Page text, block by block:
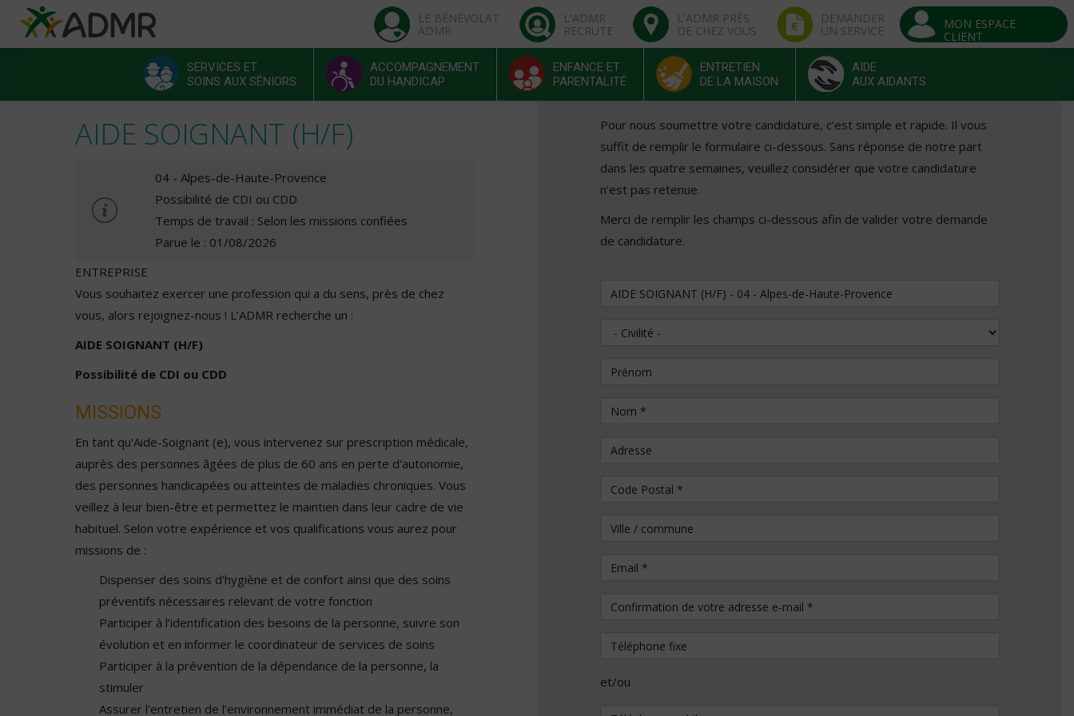
Aller au contenu principal
LE BÉNÉVOLAT
ADMR
L'ADMR
RECRUTE
L'ADMR PRÈS
DE CHEZ VOUS
DEMANDER
UN SERVICE
MON ESPACE
CLIENT
SERVICES ET
SOINS AUX SÉNIORS
ACCOMPAGNEMENT
DU HANDICAP
ENFANCE ET
PARENTALITÉ
ENTRETIEN
DE LA MAISON
AIDE
AUX AIDANTS
AIDE SOIGNANT (H/F)
04 - Alpes-de-Haute-Provence
Possibilité de CDI ou CDD
Temps de travail : Selon les missions confiées
Parue le : 01/08/2026
ENTREPRISE
Vous souhaitez exercer une profession qui a du sens, près de chez
vous, alors rejoignez-nous ! L’ADMR recherche un :
AIDE SOIGNANT (H/F)
Possibilité de CDI ou CDD
MISSIONS
En tant qu'Aide-Soignant (e), vous intervenez sur prescription médicale,
auprès des personnes âgées de plus de 60 ans en perte d'autonomie,
des personnes handicapées ou atteintes de maladies chroniques. Vous
veillez à leur bien-être et permettez le maintien dans leur cadre de vie
habituel. Selon votre expérience et vos qualifications vous aurez pour
missions de :
Dispenser des soins d'hygiène et de confort ainsi que des soins
préventifs nécessaires relevant de votre fonction
Participer à l’identification des besoins de la personne, suivre son
évolution et en informer le coordinateur de services de soins
Participer à la prévention de la dépendance de la personne, la
stimuler
Assurer l'entretien de l’environnement immédiat de la personne,
Pour nous soumettre votre candidature, c’est simple et rapide. Il vous
suffit de remplir le formulaire ci-dessous. Sans réponse de notre part
dans les quatre semaines, veuillez considérer que votre candidature
n’est pas retenue.
Merci de remplir les champs ci-dessous afin de valider votre demande
de candidature.
Vous souhaitez postuler au poste de
Civilité
Prénom
Nom*
Adresse
Code Postal *
Ville / commune
Email*
Confirmation de votre adresse e-mail
Téléphone fixe
et/ou
Panneau de gestion des cookies